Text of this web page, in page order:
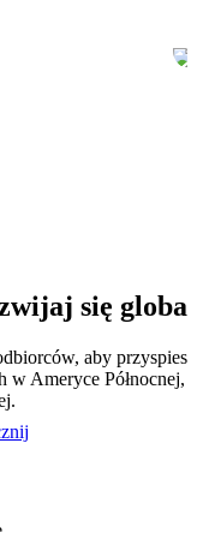
się
aby
w Ameryce Północnej,